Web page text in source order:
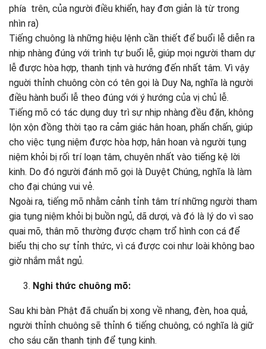
phía trên, của người điều khiển, hay đơn giản là từ trong
nhìn ra)
Tiếng chuông là những hiệu lệnh cần thiết để buổi lễ diễn ra
nhịp nhàng đúng với trình tự buổi lễ, giúp mọi người tham dự
lễ được hòa hợp, thanh tịnh và hướng đến nhất tâm. Vì vậy
nguời thỉnh chuông còn có tên gọi là Duy Na, nghĩa là người
điều hành buổi lễ theo đúng với ý hướng của vị chủ lễ.
Tiếng mõ có tác dụng duy trì sự nhịp nhàng đều đặn, không
lộn xộn đồng thời tạo ra cảm giác hân hoan, phấn chấn, giúp
cho việc tụng niệm được hòa hợp, hân hoan và người tụng
niệm khỏi bị rối trí loạn tâm, chuyên nhất vào tiếng kệ lời
kinh. Do đó người đánh mõ gọi là Duyệt Chúng, nghĩa là làm
cho đại chúng vui vẻ.
Ngoài ra, tiếng mõ nhằm cảnh tỉnh tâm trí những người tham
gia tụng niệm khỏi bị buồn ngủ, dã dượi, và đó là lý do vì sao
quai mõ, thân mõ thường được chạm trổ hình con cá để
biểu thị cho sự tỉnh thức, vì cá được coi như loài không bao
giờ nhắm mắt ngủ.
Nghi thức chuông mõ:
Sau khi bàn Phật đã chuẩn bị xong về nhang, đèn, hoa quả,
người thỉnh chuông sẽ thỉnh 6 tiếng chuông, có nghĩa là giữ
cho sáu căn thanh tịnh để tụng kinh.